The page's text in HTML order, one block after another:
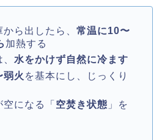
ら出したら、 常温に10〜
加熱する
水をかけず自然に冷ます
弱火 を基本にし、じっくり
になる「 空焚き状態 」を